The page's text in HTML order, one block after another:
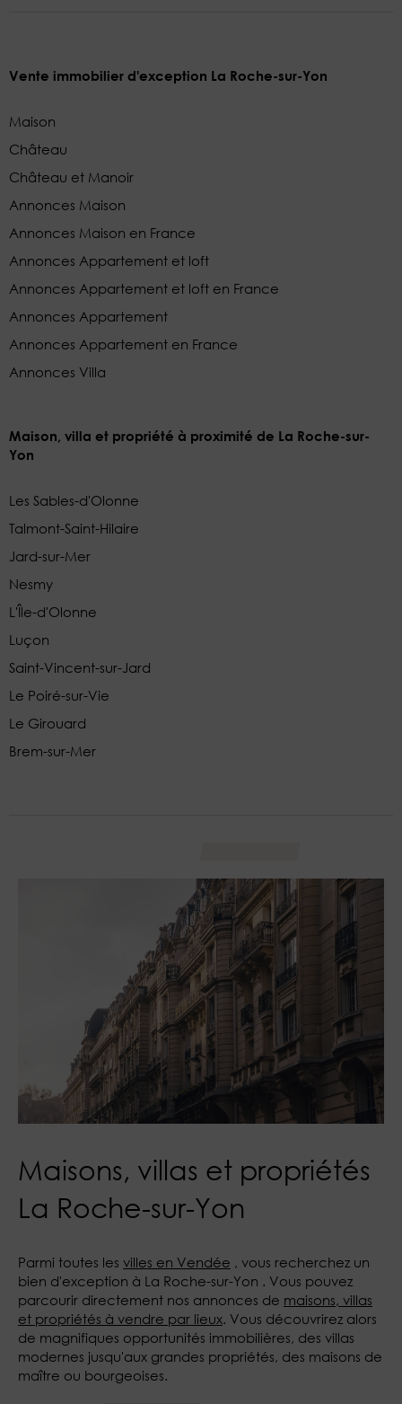
Vente immobilier d'exception La Roche-sur-Yon
Maison
Château
Château et Manoir
Annonces Maison
Annonces Maison en France
Annonces Appartement et loft
Annonces Appartement et loft en France
Annonces Appartement
Annonces Appartement en France
Annonces Villa
Maison, villa et propriété à proximité de La Roche-sur-
Yon
Les Sables-d'Olonne
Talmont-Saint-Hilaire
Jard-sur-Mer
Nesmy
L'Île-d'Olonne
Luçon
Saint-Vincent-sur-Jard
Le Poiré-sur-Vie
Le Girouard
Brem-sur-Mer
Maisons, villas et propriétés
La Roche-sur-Yon
Parmi toutes les villes en Vendée , vous recherchez un
bien d'exception à La Roche-sur-Yon . Vous pouvez
parcourir directement nos annonces de maisons, villas
et propriétés à vendre par lieux. Vous découvrirez alors
de magnifiques opportunités immobilières, des villas
modernes jusqu'aux grandes propriétés, des maisons de
maître ou bourgeoises.